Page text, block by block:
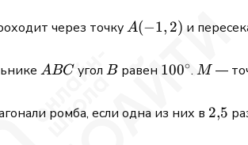
через точкуA(-1,2)
A(−1, 2) и
ABC
ABC уголB
B равен 100^\circ
100∘.M
M —
ромба, если одна из них в 2{,}5
2,5